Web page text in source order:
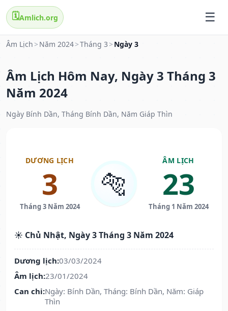
🗓️Amlich.org
Âm Lịch > Năm 2024>Tháng 3 > Ngày 3
Âm Lịch Hôm Nay, Ngày 3 Tháng 3
Năm 2024
Ngày Bính Dần, Tháng Bính Dần, Năm Giáp Thìn
DƯƠNG LỊCH
3
Tháng 3 Năm 2024
🐅
ÂM LỊCH
23
Tháng 1 Năm 2024
☀️ Chủ Nhật, Ngày 3 Tháng 3 Năm 2024
Dương lịch:03/03/2024
Âm lịch:23/01/2024
Can chi:Ngày: Bính Dần, Tháng: Bính Dần, Năm: Giáp
Thìn